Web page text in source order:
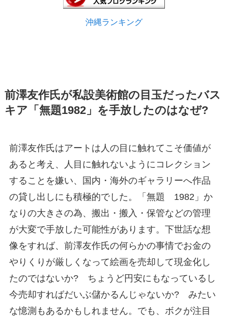
沖縄ランキング
前澤友作氏が私設美術館の目玉だったバス
キア「無題1982」を手放したのはなぜ?
前澤友作氏はアートは人の目に触れてこそ価値が
あると考え、人目に触れないようにコレクション
することを嫌い、国内・海外のギャラリーへ作品
の貸し出しにも積極的でした。「無題 1982」か
なりの大きさの為、搬出・搬入・保管などの管理
が大変で手放した可能性があります。下世話な想
像をすれば、前澤友作氏の何らかの事情でお金の
やりくりが厳しくなって絵画を売却して現金化し
たのではないか? ちょうど円安にもなっているし
今売却すればだいぶ儲かるんじゃないか? みたい
な憶測もあるかもしれません。でも、ボクが注目